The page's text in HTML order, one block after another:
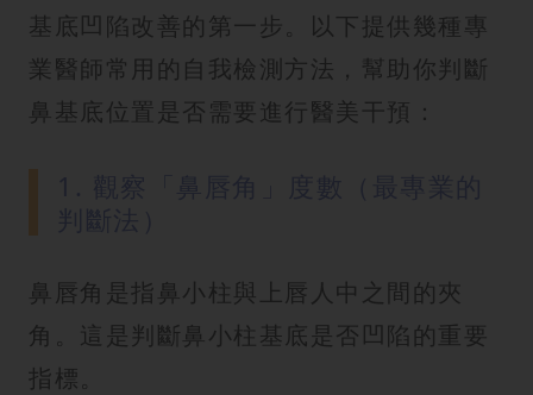
基底凹陷改善的第一步。以下提供幾種專
業醫師常用的自我檢測方法，幫助你判斷
鼻基底位置是否需要進行醫美干預：
鼻唇角是指鼻小柱與上唇人中之間的夾
角。這是判斷鼻小柱基底是否凹陷的重要
指標。